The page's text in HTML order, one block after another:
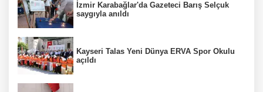
İzmir Karabağlar'da Gazeteci Barış Selçuk
saygıyla anıldı
Kayseri Talas Yeni Dünya ERVA Spor Okulu
açıldı